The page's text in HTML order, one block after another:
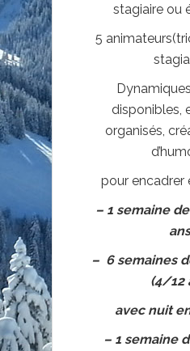
stagiaire ou
5
disponibles,
organisés,
pour encadrer
– 1 semaine
– 6 semaines
(4/12
avec nuit
– 1 semaine